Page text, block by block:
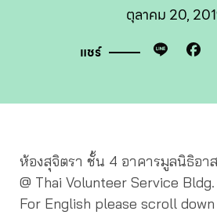
ตุลาคม 20,
แชร์ Line
ห้องสุจิตรา ชั้น 4 อาคารมูลนิธิอา
@ Thai Volunteer Service Bldg.
For English please scroll down